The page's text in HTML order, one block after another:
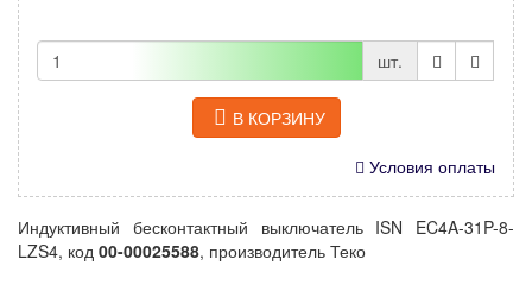
шт.
В КОРЗИНУ
Условия оплаты
Индуктивный бесконтактный выключатель ISN EC4A-31P-8-
LZS4, код 00-00025588, производитель Теко